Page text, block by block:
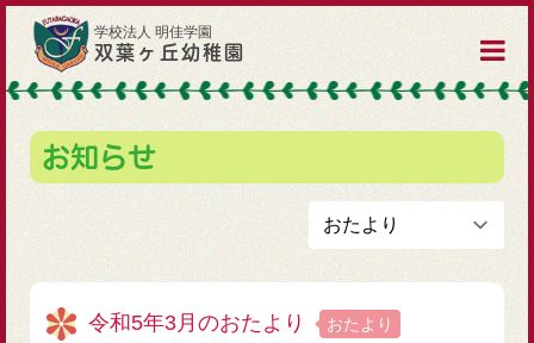
学校法人 明佳学園
双葉ヶ丘幼稚園
お知らせ
令和5年3月のおたより
おたより